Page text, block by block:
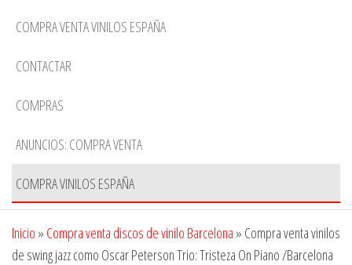
COMPRA VENTA VINILOS ESPAÑA
CONTACTAR
COMPRAS
ANUNCIOS: COMPRA VENTA
COMPRA VINILOS ESPAÑA
Inicio » Compra venta discos de vinilo Barcelona » Compra venta vinilos
de swing jazz como Oscar Peterson Trio: Tristeza On Piano /Barcelona